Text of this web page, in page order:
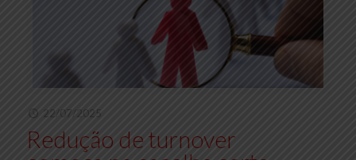
22/07/2025
Redução de turnover